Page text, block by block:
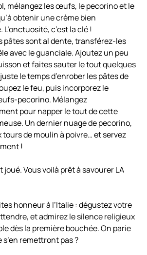
mélangez les œufs, le pecorino et le
obtenir une crème bien
c’est la clé !
pâtes sont al dente, transférez-les
avec le guanciale. Ajoutez un peu
et faites sauter le tout quelques
le temps d’enrober les pâtes de
le feu, puis incorporez le
pecorino. Mélangez
pour napper le tout de cette
Un dernier nuage de pecorino,
tours de moulin à poivre… et servez
!
joué. Vous voilà prêt à savourer LA
honneur à l’Italie : dégustez votre
et admirez le silence religieux
dès la première bouchée. On parie
remettront pas ?